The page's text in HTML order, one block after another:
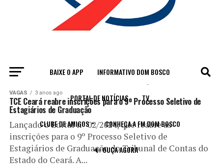
BAIXE O APP INFORMATIVO DOM BOSCO
PORTAL DE NOTÍCIAS TV
CLUBE DE AMIGOS CONHEÇA A FM DOM BOSCO
🔊 OUÇA AGORA
All posts tagged "SELEÇÃO"
VAGAS 3 anos ago
TCE Ceará reabre inscrições para o 9º Processo Seletivo de
Estagiários de Graduação
Lançado o Edital nº 02/2024, que reabre as
inscrições para o 9º Processo Seletivo de
Estagiários de Graduação do Tribunal de Contas do
Estado do Ceará. A...